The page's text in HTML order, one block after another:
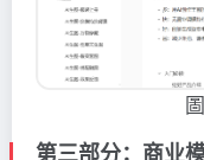
第三部分：商业